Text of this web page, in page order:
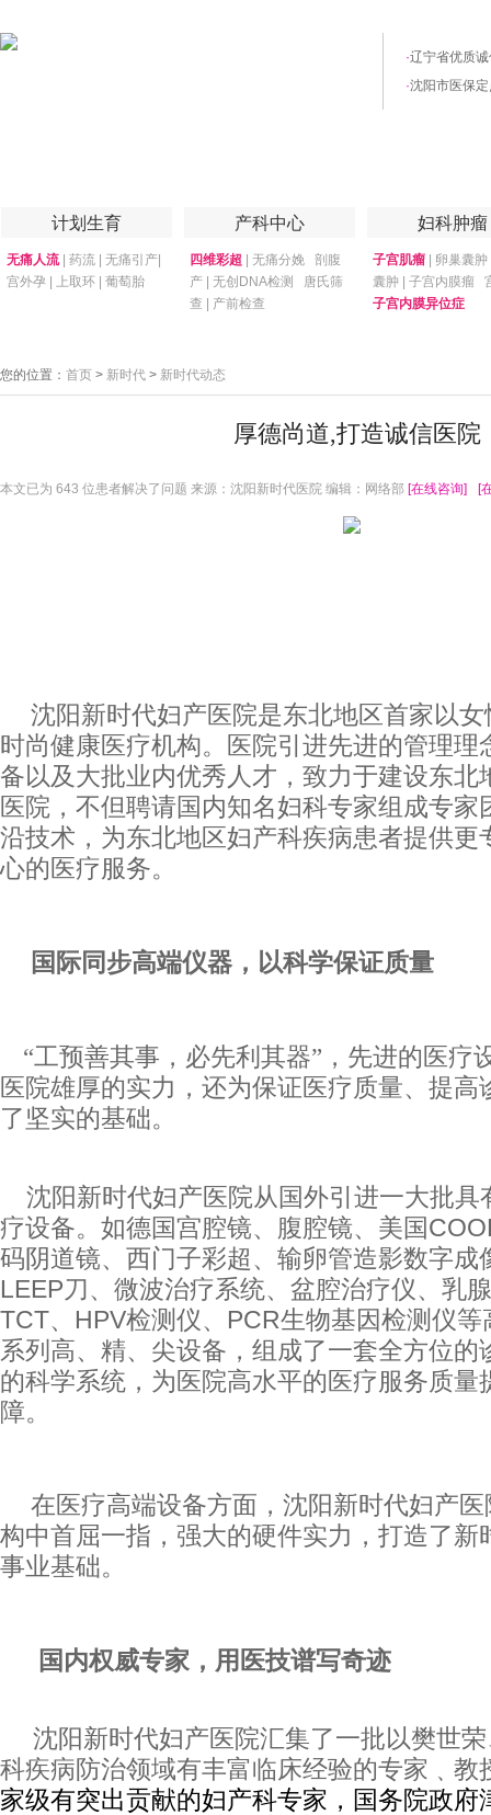
·辽宁省优质
·沈阳市医保
计划生育
无痛人流| 药流 无痛引产
宫外孕
上取环 葡萄胎
产科中心
四维彩超 无痛分娩
剖腹
产
无创DNA检测
唐氏筛
查
产前检查
妇科肿瘤
子宫肌瘤
卵巢囊肿
囊肿
子宫内膜瘤
子宫内膜异位症
您的位置： 首页 > 新时代 > 新时代动态
厚德尚道,打造诚信医院
本文已为 643 位患者解决了问题 来源：沈阳新时代医院 编辑：网络部 [在线咨询] [
沈阳新时代妇产医院是东北地区首家以
时尚健康医疗机构。医院引进先进的管理理
备以及大批业内优秀人才，致力于建设东北
医院，不但聘请国内知名妇科专家组成专家
沿技术，为东北地区妇产科疾病患者提供更
心的医疗服务。
国际同步高端仪器，以科学保证质量
“工预善其事，必先利其器”，先进的医疗
医院雄厚的实力，还为保证医疗质量、提高
了坚实的基础。
沈阳新时代妇产医院从国外引进一大批具
疗设备。如德国宫腔镜、腹腔镜、美国
码阴道镜、西门子彩超、输卵管造影数字成
LEEP刀、微波治疗系统、盆腔治疗仪、乳
TCT、 HPV检测仪、 PCR生物基因检测仪
系列高、精、尖设备，组成了一套全方位的
的科学系统，为医院高水平的医疗服务质量
障。
在医疗高端设备方面，沈阳新时代妇产
构中首屈一指，强大的硬件实力，打造了新
事业基础。
国内权威专家，用医技谱写奇迹
沈阳新时代妇产医院汇集了一批以樊世荣
科疾病防治领域有丰富临床经验的专家﹑教
家级有突出贡献的妇产科专家，国务院政府